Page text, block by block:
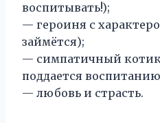
воспитывать!);
— героиня с
займётся);
— симпатичный котик
поддается
— любовь и страсть.